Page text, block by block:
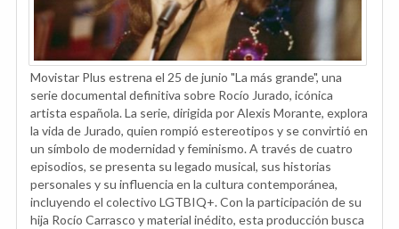
Movistar Plus estrena el 25 de junio "La más grande", una
serie documental definitiva sobre Rocío Jurado, icónica
artista española. La serie, dirigida por Alexis Morante, explora
la vida de Jurado, quien rompió estereotipos y se convirtió en
un símbolo de modernidad y feminismo. A través de cuatro
episodios, se presenta su legado musical, sus historias
personales y su influencia en la cultura contemporánea,
incluyendo el colectivo LGTBIQ+. Con la participación de su
hija Rocío Carrasco y material inédito, esta producción busca